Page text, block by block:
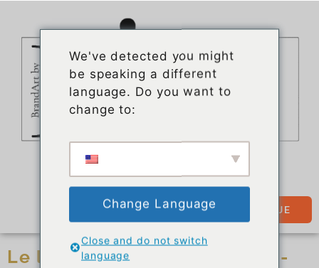
BOUTIQUE
Le luxe est comme une toile -
We've detected you might
be speaking a different
language. Do you want to
change to:
Change Language
Close and do not switch
language